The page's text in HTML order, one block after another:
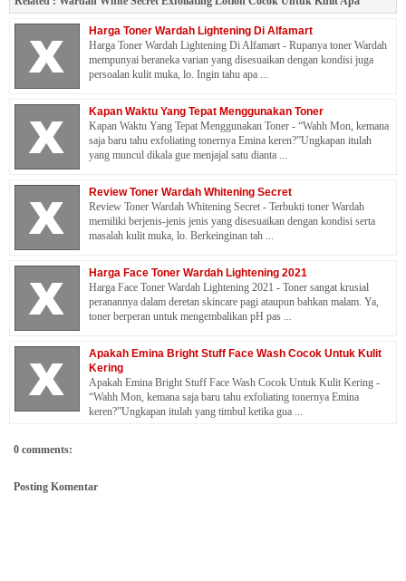
Harga Toner Wardah Lightening Di Alfamart
Harga Toner Wardah Lightening Di Alfamart - Rupanya toner Wardah
mempunyai beraneka varian yang disesuaikan dengan kondisi juga
persoalan kulit muka, lo. Ingin tahu apa ...
Kapan Waktu Yang Tepat Menggunakan Toner
Kapan Waktu Yang Tepat Menggunakan Toner - “Wahh Mon, kemana
saja baru tahu exfoliating tonernya Emina keren?”Ungkapan itulah
yang muncul dikala gue menjajal satu dianta ...
Review Toner Wardah Whitening Secret
Review Toner Wardah Whitening Secret - Terbukti toner Wardah
memiliki berjenis-jenis jenis yang disesuaikan dengan kondisi serta
masalah kulit muka, lo. Berkeinginan tah ...
Harga Face Toner Wardah Lightening 2021
Harga Face Toner Wardah Lightening 2021 - Toner sangat krusial
peranannya dalam deretan skincare pagi ataupun bahkan malam. Ya,
toner berperan untuk mengembalikan pH pas ...
Apakah Emina Bright Stuff Face Wash Cocok Untuk Kulit
Kering
Apakah Emina Bright Stuff Face Wash Cocok Untuk Kulit Kering -
“Wahh Mon, kemana saja baru tahu exfoliating tonernya Emina
keren?”Ungkapan itulah yang timbul ketika gua ...
0 comments:
Posting Komentar